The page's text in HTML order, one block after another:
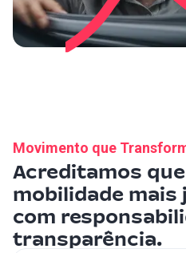
Movimento que
Acreditamos
mobilidade mais
com
transparência.